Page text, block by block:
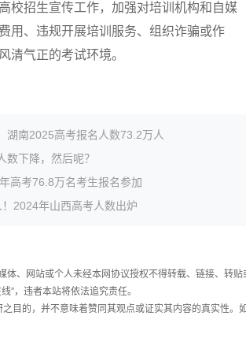
招生宣传工作，加强对培训机构和自媒
用、违规开展培训服务、组织诈骗或作
清气正的考试环境。
湖南2025高考报名人数73.2万人
数下降，然后呢？
高考76.8万名考生报名参加
2024年山西高考人数出炉
、网站或个人未经本网协议授权不得转载、链接、转贴
”，违者本站将依法追究责任。
目的，并不意味着赞同其观点或证实其内容的真实性。